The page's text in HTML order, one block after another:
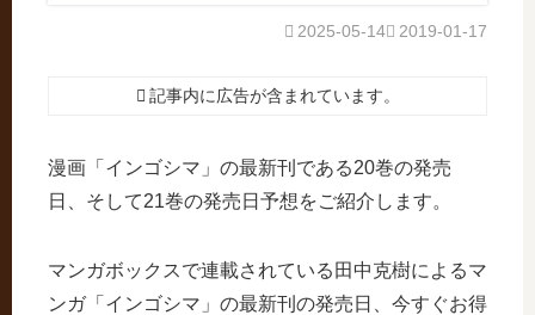
2019-01-17
2025-05-14
記事内に広告が含まれています。
漫画「インゴシマ」の最新刊である20巻の発売
日、そして21巻の発売日予想をご紹介します。
マンガボックスで連載されている田中克樹によるマ
ンガ「インゴシマ」の最新刊の発売日、今すぐお得